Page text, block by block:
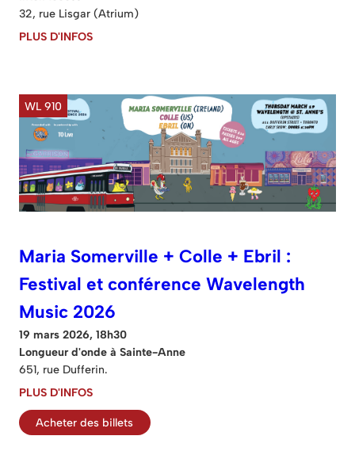
32, rue Lisgar (Atrium)
PLUS D'INFOS
WL 910
Maria Somerville + Colle + Ebril :
Festival et conférence Wavelength
Music 2026
19 mars 2026, 18h30
Longueur d'onde à Sainte-Anne
651, rue Dufferin.
PLUS D'INFOS
Acheter des billets